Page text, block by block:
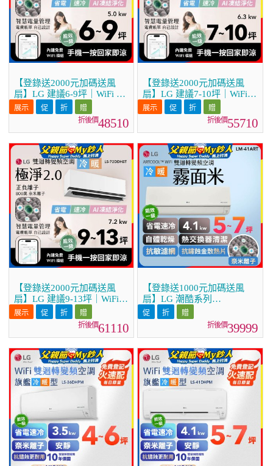
【登錄送2000元加碼送風
扇】LG 建議6-9坪｜WiFi 雙
迴轉變頻空調｜極淨2.0系列
｜AI 氣流 & 奈米離子 (LS-
48510
【登錄送2000元加碼送風
扇】LG 建議7-10坪｜WiFi
雙迴轉變頻空調｜極淨2.0系
列｜AI 氣流 & 奈米離子
55710
【登錄送2000元加碼送風
扇】LG 建議9-13坪｜WiFi
雙迴轉變頻空調｜極淨2.0系
列｜AI 氣流 & 奈米離子
61110
【登錄送1000元加碼送風
扇】LG 潮酷系列
ARTCOOL™ WiFi 潮酷冷暖
雙迴轉變頻空調 - 霧面米
_4.1kw_建議適用坪數約5-7
39999